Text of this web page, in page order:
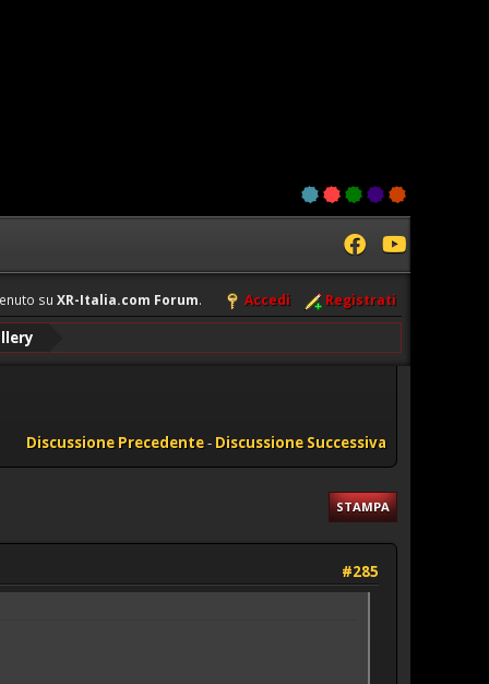
su XR-Italia.com Forum. Accedi Registrati
Discussione Precedente- Discussione Successiva
STAMPA
#285